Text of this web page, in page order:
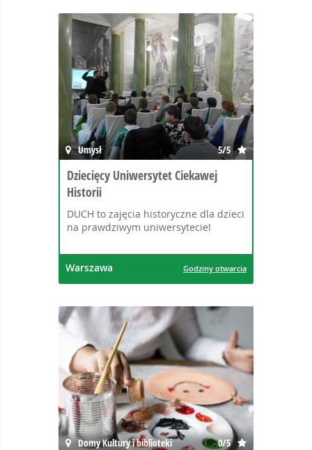
Umysł 5/5
Dziecięcy Uniwersytet Ciekawej
Historii
DUCH to zajęcia historyczne dla dzieci
na prawdziwym uniwersytecie!
Warszawa Godziny otwarcia
Domy Kultury i biblioteki 0/5